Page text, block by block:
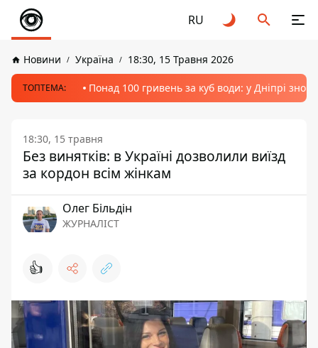
RU
Новини Україна 18:30, 15 Травня 2026
ТОПТЕМА: Понад 100 гривень за куб води: у Дніпрі
18:30, 15 травня
Без винятків: в Україні дозволили виїзд
за кордон всім жінкам
Олег Більдін
ЖУРНАЛІСТ
👍